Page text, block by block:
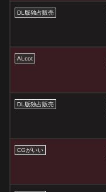
DL版独占販売
ALcot
DL版独占販売
CGがいい